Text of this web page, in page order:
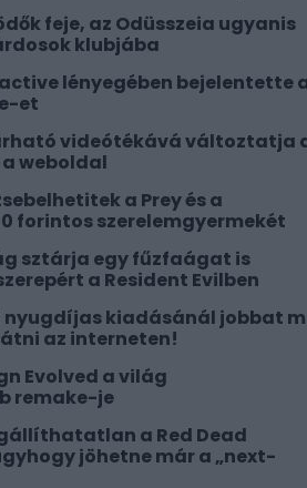
feje, az Odüsszeia ugyanis
klubjába
lényegében bejelentette
et
videótékává változtatja
weboldal
a Prey és a
forintos szerelemgyermekét
sztárja egy fűzfaágat is
a Resident Evilben
nyugdíjas kiadásánál jobbat
az interneten!
Evolved a világ
remake-je
a Red Dead
jöhetne már a „next-